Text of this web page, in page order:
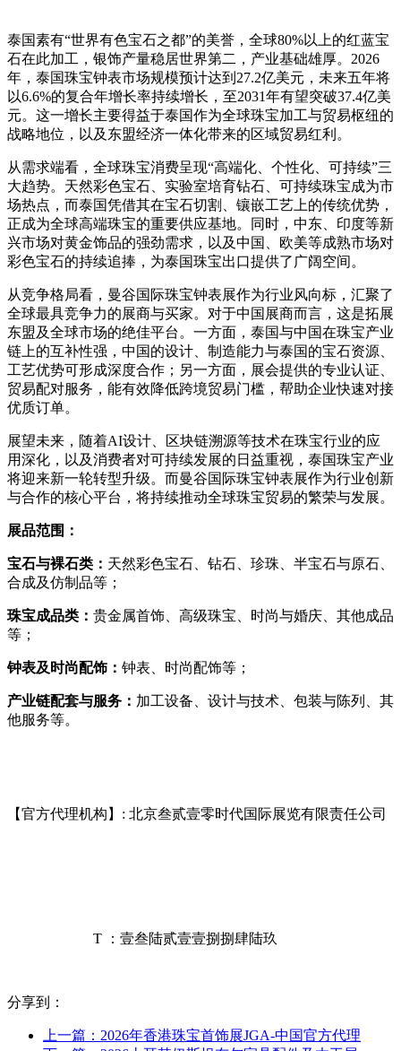
泰国素有“世界有色宝石之都”的美誉，全球80%以上的红蓝宝
石在此加工，银饰产量稳居世界第二，产业基础雄厚。2026
年，泰国珠宝钟表市场规模预计达到27.2亿美元，未来五年将
以6.6%的复合年增长率持续增长，至2031年有望突破37.4亿美
元。这一增长主要得益于泰国作为全球珠宝加工与贸易枢纽的
战略地位，以及东盟经济一体化带来的区域贸易红利。
从需求端看，全球珠宝消费呈现“高端化、个性化、可持续”三
大趋势。天然彩色宝石、实验室培育钻石、可持续珠宝成为市
场热点，而泰国凭借其在宝石切割、镶嵌工艺上的传统优势，
正成为全球高端珠宝的重要供应基地。同时，中东、印度等新
兴市场对黄金饰品的强劲需求，以及中国、欧美等成熟市场对
彩色宝石的持续追捧，为泰国珠宝出口提供了广阔空间。
从竞争格局看，曼谷国际珠宝钟表展作为行业风向标，汇聚了
全球最具竞争力的展商与买家。对于中国展商而言，这是拓展
东盟及全球市场的绝佳平台。一方面，泰国与中国在珠宝产业
链上的互补性强，中国的设计、制造能力与泰国的宝石资源、
工艺优势可形成深度合作；另一方面，展会提供的专业认证、
贸易配对服务，能有效降低跨境贸易门槛，帮助企业快速对接
优质订单。
展望未来，随着AI设计、区块链溯源等技术在珠宝行业的应
用深化，以及消费者对可持续发展的日益重视，泰国珠宝产业
将迎来新一轮转型升级。而曼谷国际珠宝钟表展作为行业创新
与合作的核心平台，将持续推动全球珠宝贸易的繁荣与发展。
展品范围：
宝石与裸石类 ： 天然彩色宝石、钻石、珍珠、半宝石与原石、
合成及仿制品等；
珠宝成品类 ： 贵金属首饰、高级珠宝、时尚与婚庆、其他成品
等；
钟表及时尚配饰 ： 钟表、时尚配饰等；
产业链配套与服务 ： 加工设备、设计与技术、包装与陈列、其
他服务等。
【官方代理机构】: 北京叁贰壹零时代国际展览有限责任公司
T ：壹叁陆贰壹壹捌捌肆陆玖
分享到：
上一篇：2026年香港珠宝首饰展JGA-中国官方代理